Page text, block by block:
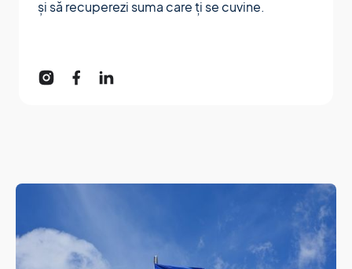
și să recuperezi suma care ți se cuvine.